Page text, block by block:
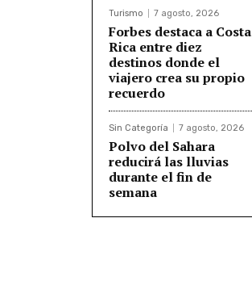
Turismo 7 agosto, 2026
Forbes destaca a Costa
Rica entre diez
destinos donde el
viajero crea su propio
recuerdo
Sin Categoría 7 agosto, 2026
Polvo del Sahara
reducirá las lluvias
durante el fin de
semana